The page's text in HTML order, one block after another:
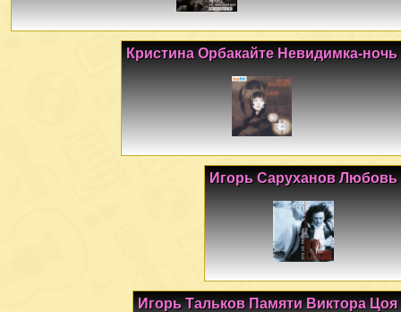
Кристина Орбакайте Невидимка-ночь
Игорь Саруханов Любовь
Игорь Тальков Памяти Виктора Цоя